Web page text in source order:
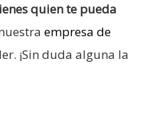
quien te pueda
empresa de
¡Sin duda alguna la